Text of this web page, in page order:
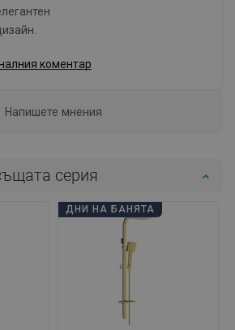
коментар
Напишете мнения
серия
ДНИ НА БАНЯТА